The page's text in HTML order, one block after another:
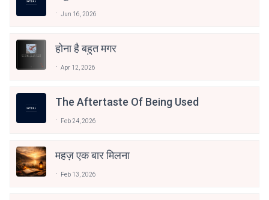
Jun 16, 2026
होना है बहुत मगर
Apr 12, 2026
The Aftertaste Of Being Used
Feb 24, 2026
महज़ एक बार मिलना
Feb 13, 2026